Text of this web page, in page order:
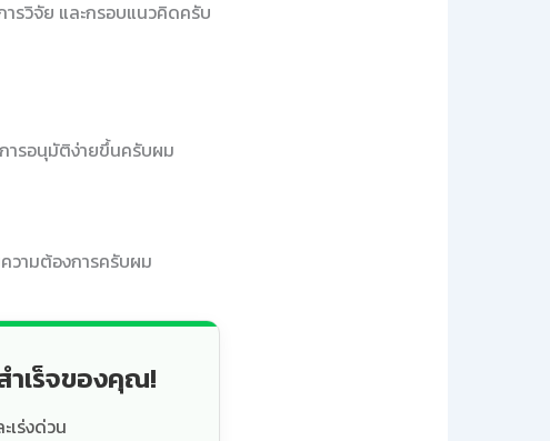
รวิจัย และกรอบแนวคิดครับ
การอนุมัติง่ายขึ้นครับผม
วามต้องการครับผม
ำเร็จของคุณ!
ร่งด่วน